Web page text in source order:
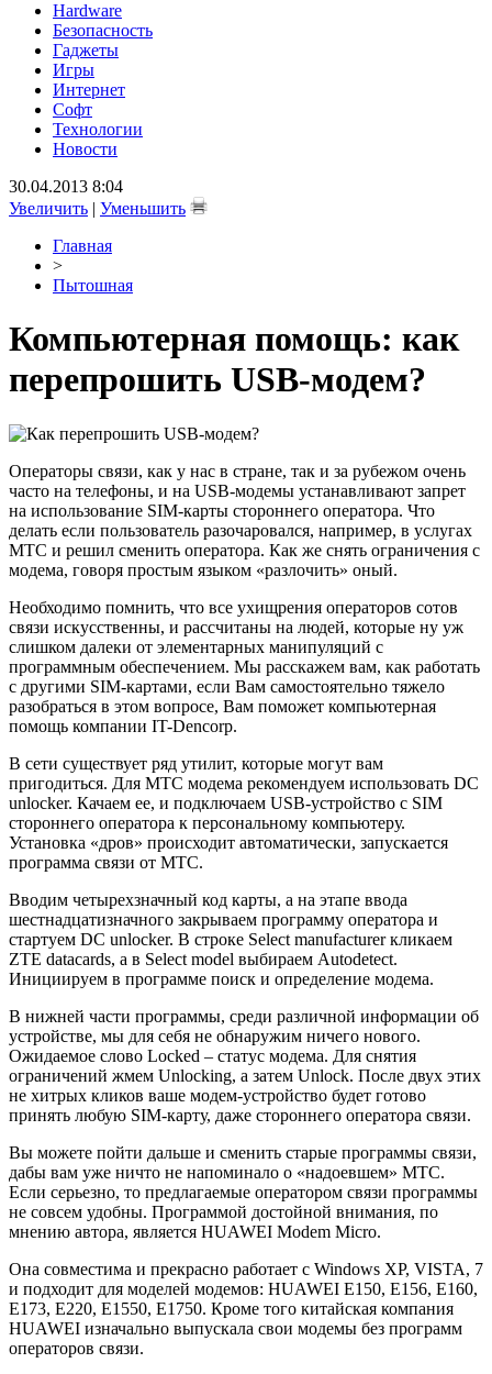
Hardware
Безопасность
Гаджеты
Игры
Интернет
Софт
Технологии
Новости
30.04.2013 8:04
Увеличить | Уменьшить
Главная
>
Пытошная
Компьютерная помощь: как
перепрошить USB-модем?
Операторы связи, как у нас в стране, так и за рубежом очень
часто на телефоны, и на USB-модемы устанавливают запрет
на использование SIM-карты стороннего оператора. Что
делать если пользователь разочаровался, например, в услугах
МТС и решил сменить оператора. Как же снять ограничения с
модема, говоря простым языком «разлочить» оный.
Необходимо помнить, что все ухищрения операторов сотов
связи искусственны, и рассчитаны на людей, которые ну уж
слишком далеки от элементарных манипуляций с
программным обеспечением. Мы расскажем вам, как работать
с другими SIM-картами, если Вам самостоятельно тяжело
разобраться в этом вопросе, Вам поможет компьютерная
помощь компании IT-Dencorp.
В сети существует ряд утилит, которые могут вам
пригодиться. Для МТС модема рекомендуем использовать DC
unlocker. Качаем ее, и подключаем USB-устройство с SIM
стороннего оператора к персональному компьютеру.
Установка «дров» происходит автоматически, запускается
программа связи от МТС.
Вводим четырехзначный код карты, а на этапе ввода
шестнадцатизначного закрываем программу оператора и
стартуем DC unlocker. В строке Select manufacturer кликаем
ZTE datacards, а в Select model выбираем Autodetect.
Инициируем в программе поиск и определение модема.
В нижней части программы, среди различной информации об
устройстве, мы для себя не обнаружим ничего нового.
Ожидаемое слово Locked – статус модема. Для снятия
ограничений жмем Unlocking, а затем Unlock. После двух этих
не хитрых кликов ваше модем-устройство будет готово
принять любую SIM-карту, даже стороннего оператора связи.
Вы можете пойти дальше и сменить старые программы связи,
дабы вам уже ничто не напоминало о «надоевшем» МТС.
Если серьезно, то предлагаемые оператором связи программы
не совсем удобны. Программой достойной внимания, по
мнению автора, является HUAWEI Modem Micro.
Она совместима и прекрасно работает с Windows XP, VISTA, 7
и подходит для моделей модемов: HUAWEI E150, Е156, Е160,
E173, E220, E1550, E1750. Кроме того китайская компания
HUAWEI изначально выпускала свои модемы без программ
операторов связи.